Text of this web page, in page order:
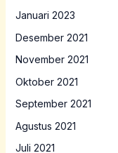
Januari 2023
Desember 2021
November 2021
Oktober 2021
September 2021
Agustus 2021
Juli 2021